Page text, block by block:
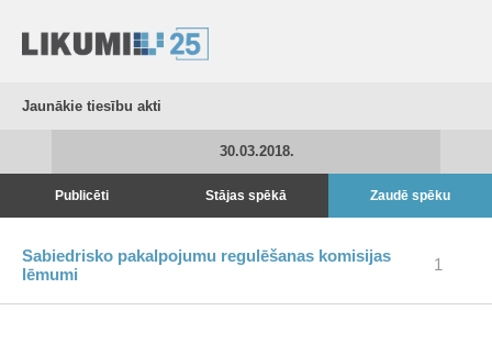
Jaunākie tiesību akti
30.03.2018.
Publicēti Stājas spēkā Zaudē spēku
Sabiedrisko pakalpojumu regulēšanas komisijas
lēmumi
1